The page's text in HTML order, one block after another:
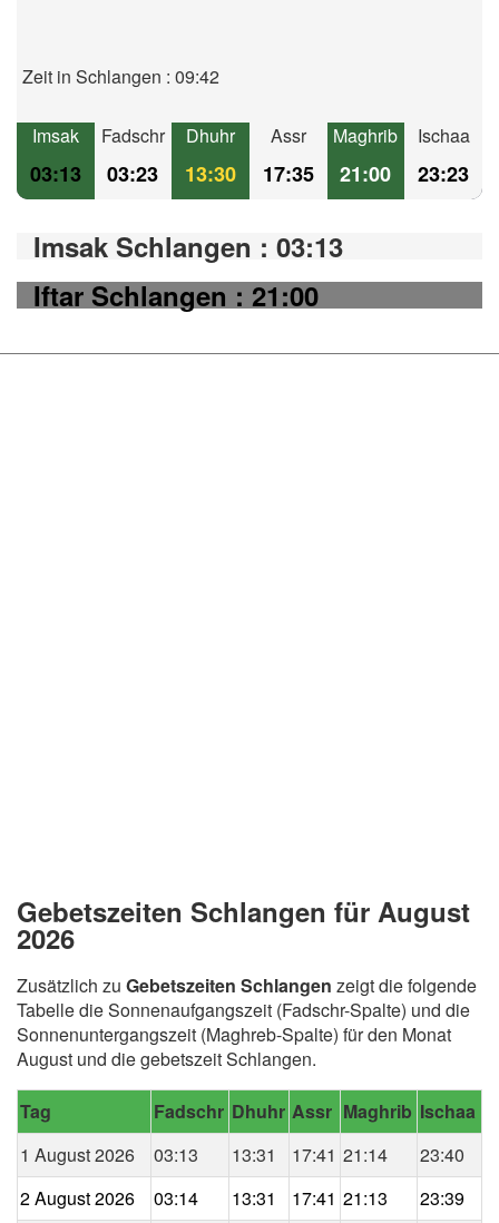
Zeit in Schlangen : 09:42
Imsak
03:13
Fadschr
03:23
Dhuhr
13:30
Assr
17:35
Maghrib
21:00
Ischaa
23:23
Imsak Schlangen : 03:13
Iftar Schlangen : 21:00
Gebetszeiten Schlangen für August
2026
Zusätzlich zu Gebetszeiten Schlangen zeigt die folgende
Tabelle die Sonnenaufgangszeit (Fadschr-Spalte) und die
Sonnenuntergangszeit (Maghreb-Spalte) für den Monat
August und die gebetszeit Schlangen.
Tag Fadschr Dhuhr Assr Maghrib Ischaa
1 August 2026
03:13 13:31 17:41 21:14
23:40
2 August 2026
03:14 13:31 17:41 21:13
23:39